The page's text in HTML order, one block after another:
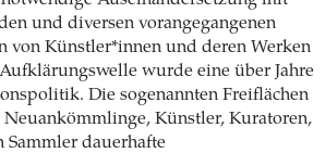
und diversen vorangegangenen
von Künstler*innen und deren Werken
wurde eine über Jahre
Die sogenannten Freiflächen
Künstler, Kuratoren,
Sammler dauerhafte